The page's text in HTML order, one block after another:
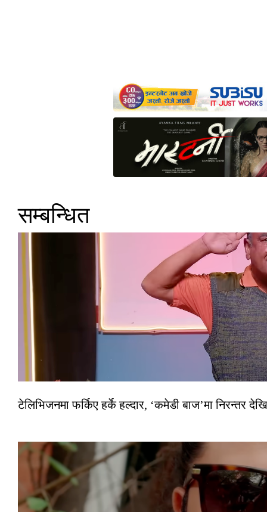
सम्बन्धित
टेलिभिजनमा फर्किए हर्के हल्दार, ‘कमेडी बाज’मा निरन्तर